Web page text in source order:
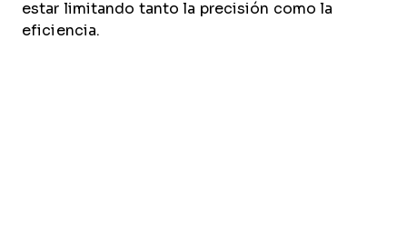
estar limitando tanto la precisión como la
eficiencia.